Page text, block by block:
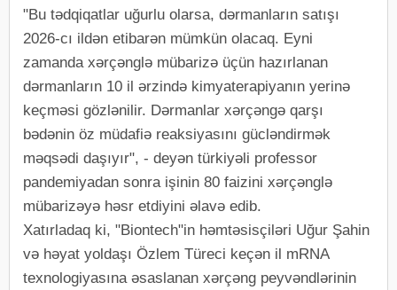
"Bu tədqiqatlar uğurlu olarsa, dərmanların satışı
2026-cı ildən etibarən mümkün olacaq. Eyni
zamanda xərçənglə mübarizə üçün hazırlanan
dərmanların 10 il ərzində kimyaterapiyanın yerinə
keçməsi gözlənilir. Dərmanlar xərçəngə qarşı
bədənin öz müdafiə reaksiyasını gücləndirmək
məqsədi daşıyır", - deyən türkiyəli professor
pandemiyadan sonra işinin 80 faizini xərçənglə
mübarizəyə həsr etdiyini əlavə edib.
Xatırladaq ki, "Biontech"in həmtəsisçiləri Uğur Şahin
və həyat yoldaşı Özlem Türeci keçən il mRNA
texnologiyasına əsaslanan xərçəng peyvəndlərinin